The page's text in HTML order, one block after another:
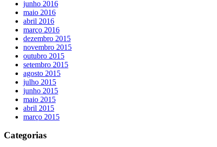
junho 2016
maio 2016
abril 2016
março 2016
dezembro 2015
novembro 2015
outubro 2015
setembro 2015
agosto 2015
julho 2015
junho 2015
maio 2015
abril 2015
março 2015
Categorias